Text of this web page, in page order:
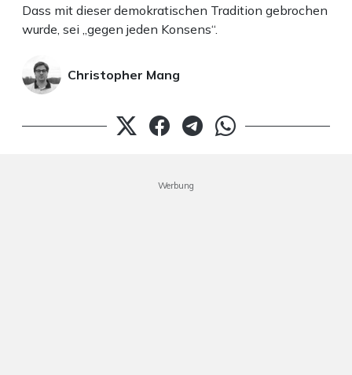
Dass mit dieser demokratischen Tradition gebrochen
wurde, sei „gegen jeden Konsens“.
Christopher Mang
Werbung